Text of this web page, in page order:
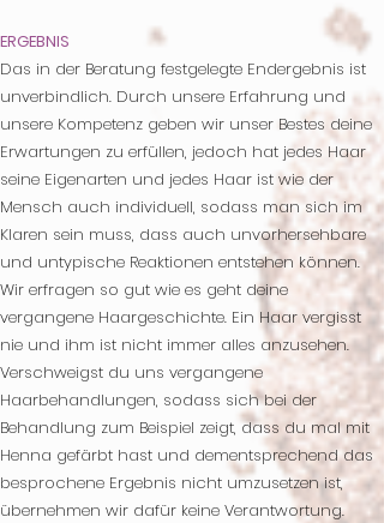
ERGEBNIS
Das in der Beratung festgelegte Endergebnis ist
unverbindlich. Durch unsere Erfahrung und
unsere Kompetenz geben wir unser Bestes deine
Erwartungen zu erfüllen, jedoch hat jedes Haar
seine Eigenarten und jedes Haar ist wie der
Mensch auch individuell, sodass man sich im
Klaren sein muss, dass auch unvorhersehbare
und untypische Reaktionen entstehen können.
Wir erfragen so gut wie es geht deine
vergangene Haargeschichte. Ein Haar vergisst
nie und ihm ist nicht immer alles anzusehen.
Verschweigst du uns vergangene
Haarbehandlungen, sodass sich bei der
Behandlung zum Beispiel zeigt, dass du mal mit
Henna gefärbt hast und dementsprechend das
besprochene Ergebnis nicht umzusetzen ist,
übernehmen wir dafür keine Verantwortung.